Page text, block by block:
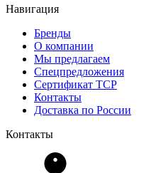
Навигация
Бренды
О компании
Мы предлагаем
Спецпредложения
Сертификат ТСР
Контакты
Доставка по России
Контакты